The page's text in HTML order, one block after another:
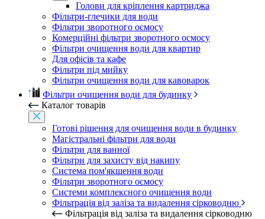
Голови для кріплення картриджа
Фільтри-глечики для води
Фільтри зворотного осмосу
Комерційні фільтри зворотного осмосу
Фільтри очищення води для квартир
Для офісів та кафе
Фільтри під мийку
Фільтри очищення води для кавоварок
Фільтри очищення води для будинку
Каталог товарів
Готові рішення для очищення води в будинку
Магістральні фільтри для води
Фільтри для ванної
Фільтри для захисту від накипу
Система пом'якшення води
Фільтри зворотного осмосу
Системи комплексного очищення води
Фільтрація від заліза та видалення сірководню
Фільтрація від заліза та видалення сірководню